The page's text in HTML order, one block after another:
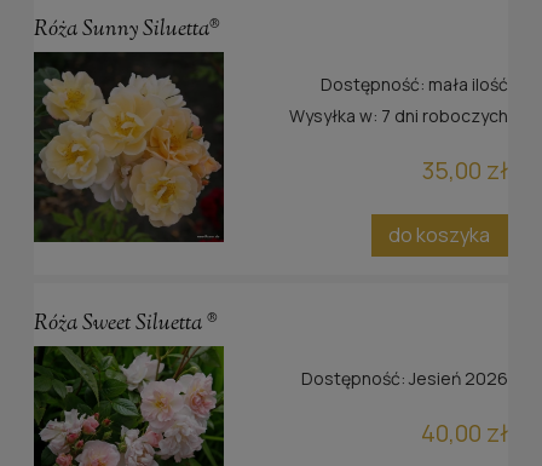
Róża Sunny Siluetta®
Dostępność: mała ilość
Wysyłka w: 7 dni roboczych
35,00 zł
do koszyka
Róża Sweet Siluetta ®
Dostępność: Jesień 2026
40,00 zł